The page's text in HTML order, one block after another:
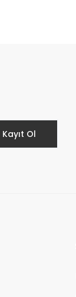
Kayıt Ol